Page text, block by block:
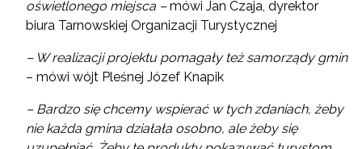
oświetlonego miejsca –mówi Jan Czaja, dyrektor
biura Tarnowskiej Organizacji Turystycznej
– W realizacji projektu pomagały też samorządy gmin
– mówi wójt Pleśnej Józef Knapik
– Bardzo się chcemy wspierać w tych zdaniach, żeby
nie każda gmina działała osobno, ale żeby się